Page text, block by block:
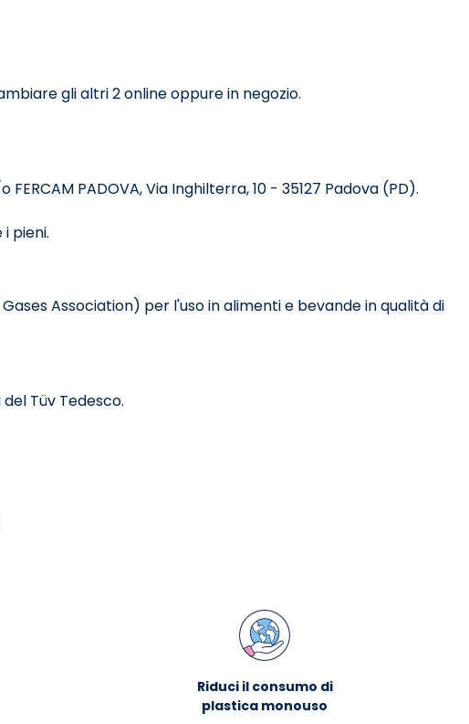
gli altri 2 onlineoppure in negozio.
PADOVA, Via Inghilterra, 10 - 35127 Padova (PD).
pieni.
Association) per l'uso in alimenti e bevande in qualità di
Tüv Tedesco.
Riduci il consumo di
plastica monouso